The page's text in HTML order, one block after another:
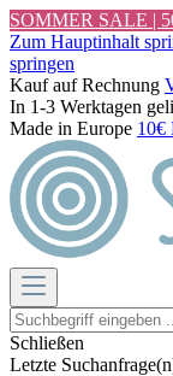
SOMMER SALE |
Zum Hauptinhalt
springen
Kauf auf Rechnung
In 1-3 Werktagen
Made in Europe 10€
Schließen
Letzte